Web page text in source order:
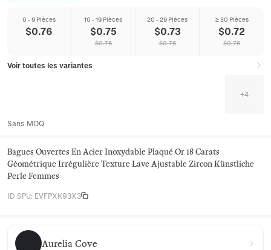
0 - 9 Pièces
$0.76
10 - 19 Pièces
$0.75
$0.76
20 - 29 Pièces
$0.73
$0.76
≥ 30 Pièces
$0.72
$0.76
Voir toutes les variantes
+4
Sans MOQ
Bagues Ouvertes En Acier Inoxydable Plaqué Or 18 Carats
Géométrique Irrégulière Texture Lave Ajustable Zircon Künstliche
Perle Femmes
ID SPU: EVFPXK93X3
Aurelia Cove
Aurelia Cove